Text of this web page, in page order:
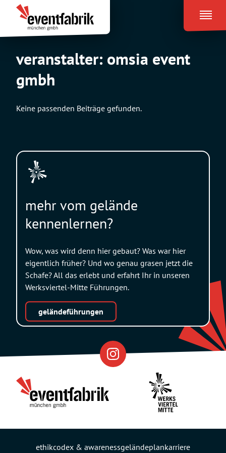
Inhalt
springen
Eventfabrik
München
veranstalter: omsia event
gmbh
Keine passenden Beiträge gefunden.
Partner
mehr vom gelände
kennenlernen?
Wow, was wird denn hier gebaut? Was war hier
eigentlich früher? Und wo genau grasen jetzt die
Schafe? All das erlebt und erfahrt Ihr in unseren
Werksviertel-Mitte Führungen.
geländeführungen
ethikcodex & awarenessgeländeplankarriere